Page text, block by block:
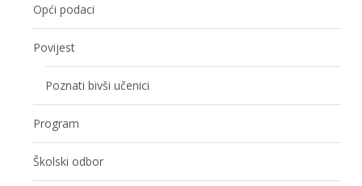
Opći podaci
Povijest
Poznati bivši učenici
Program
Školski odbor